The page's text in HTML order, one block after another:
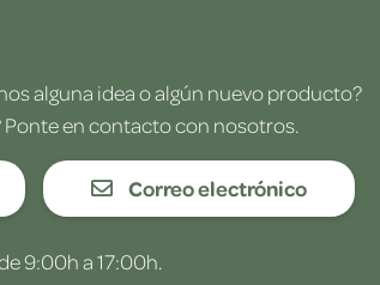
alguna idea o algún nuevo producto?
Ponte en contacto con nosotros.
Correo electrónico
9:00h a 17:00h.